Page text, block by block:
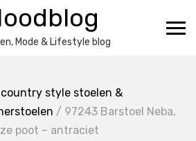
Mode & Lifestyle blog
country style stoelen &
/ 97243 Barstoel Neba,
poot – antraciet